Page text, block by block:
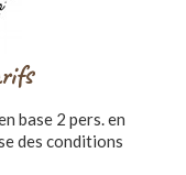
base 2 pers. en
des conditions